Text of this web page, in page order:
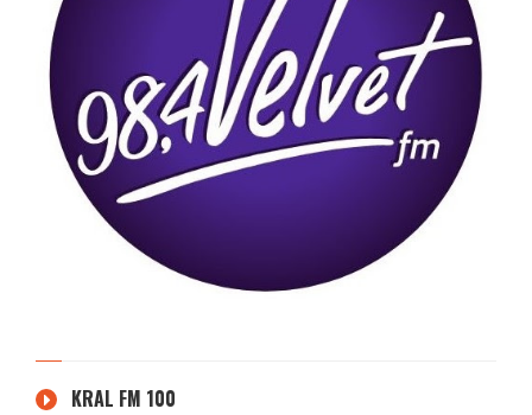
KRAL FM 100